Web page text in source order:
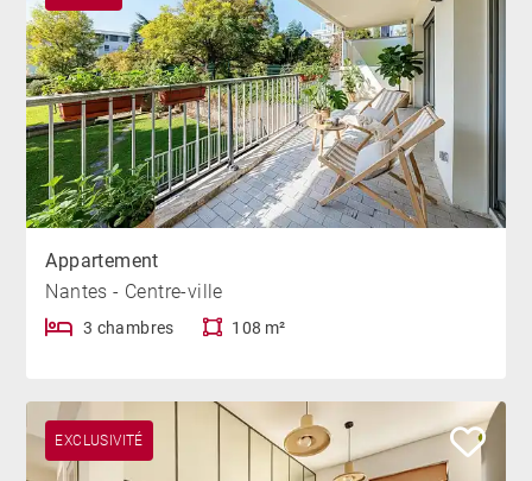
Appartement
Nantes - Centre-ville
3 chambres 108 m²
EXCLUSIVITÉ